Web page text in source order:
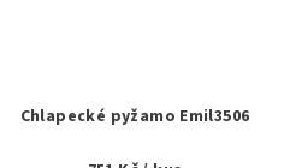
Chlapecké pyžamo Emil3506